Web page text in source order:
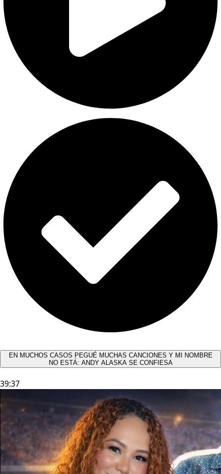
EN MUCHOS CASOS PEGUÉ MUCHAS CANCIONES Y MI NOMBRE
NO ESTÁ: ANDY ALASKA SE CONFIESA​
39:37